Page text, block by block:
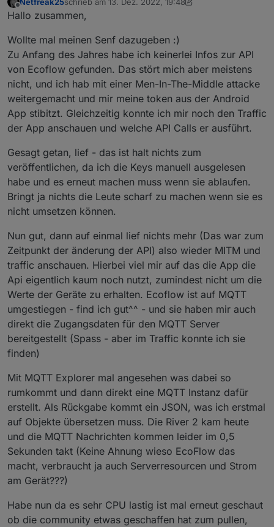
Offline zuletzt editiert von Netfreak25
Hallo zusammen,
Wollte mal meinen Senf dazugeben :)
Zu Anfang des Jahres habe ich keinerlei Infos zur API
von Ecoflow gefunden. Das stört mich aber meistens
nicht, und ich hab mit einer Men-In-The-Middle attacke
weitergemacht und mir meine token aus der Android
App stibitzt. Gleichzeitig konnte ich mir noch den Traffic
der App anschauen und welche API Calls er ausführt.
Gesagt getan, lief - das ist halt nichts zum
veröffentlichen, da ich die Keys manuell ausgelesen
habe und es erneut machen muss wenn sie ablaufen.
Bringt ja nichts die Leute scharf zu machen wenn sie es
nicht umsetzen können.
Nun gut, dann auf einmal lief nichts mehr (Das war zum
Zeitpunkt der änderung der API) also wieder MITM und
traffic anschauen. Hierbei viel mir auf das die App die
Api eigentlich kaum noch nutzt, zumindest nicht um die
Werte der Geräte zu erhalten. Ecoflow ist auf MQTT
umgestiegen - find ich gut^^ - und sie haben mir auch
direkt die Zugangsdaten für den MQTT Server
bereitgestellt (Spass - aber im Traffic konnte ich sie
finden)
Mit MQTT Explorer mal angesehen was dabei so
rumkommt und dann direkt eine MQTT Instanz dafür
erstellt. Als Rückgabe kommt ein JSON, was ich erstmal
auf Objekte übersetzen muss. Die River 2 kam heute
und die MQTT Nachrichten kommen leider im 0,5
Sekunden takt (Keine Ahnung wieso EcoFlow das
macht, verbraucht ja auch Serverresourcen und Strom
am Gerät???)
Habe nun da es sehr CPU lastig ist mal erneut geschaut
ob die community etwas geschaffen hat zum pullen,